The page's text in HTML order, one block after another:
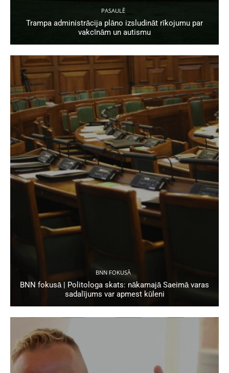
PASAULĒ
Trampa administrācija plāno izsludināt rīkojumu par
vakcīnām un autismu
BNN FOKUSĀ
BNN fokusā | Politologa skats: nākamajā Saeimā varas
sadalījums var apmest kūleni